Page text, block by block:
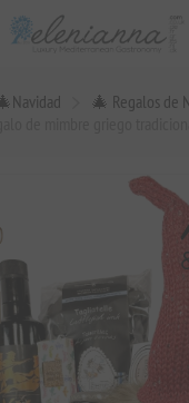
🎄 Regalos de